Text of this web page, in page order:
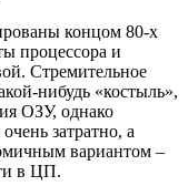
концом 80‑х
процессора и
Стремительное
нибудь «костыль»,
ОЗУ, однако
затратно, а
вариантом –
в ЦП.